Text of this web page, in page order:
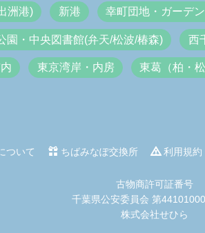
洲港) 新港 幸町団地・ガーデ
園・中央図書館(弁天/松波/椿森) 西
東京湾岸・内房 東葛（柏・松
ついて ちばみなぽ交換所 利用規約
古物商許可証番号
千葉県公安委員会 第
株式会社せひら